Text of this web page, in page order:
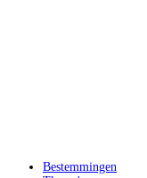
Bestemmingen